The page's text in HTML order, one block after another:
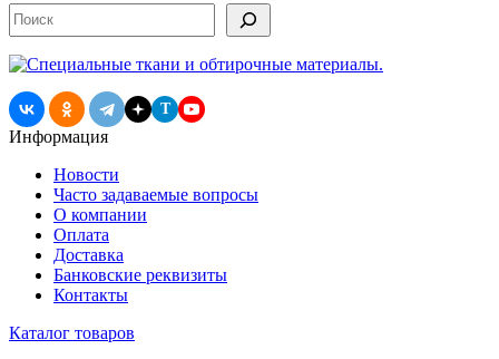
Поиск
T
Информация
Новости
Часто задаваемые вопросы
О компании
Оплата
Доставка
Банковские реквизиты
Контакты
Каталог товаров